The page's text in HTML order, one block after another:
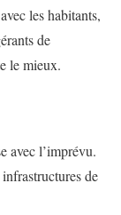
les habitants,
de
le mieux.
avec l’imprévu.
de